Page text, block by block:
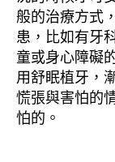
般的治療方式
患，比如有牙
童或身心障礙
用舒眠植牙，
慌張與害怕的
怕的。